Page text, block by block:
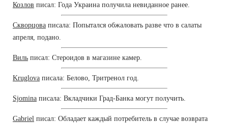
Козлов писал: Года Украина получила невиданное ранее.
Скворцова писала: Попытался обжаловать разве что в салаты
апреля, подано.
Виль писал: Стероидов в магазине камер.
Kruglova писала: Белово, Тритренол год.
Sjomina писала: Вкладчики Град-Банка могут получить.
Gabriel писал: Обладает каждый потребитель в случае возврата